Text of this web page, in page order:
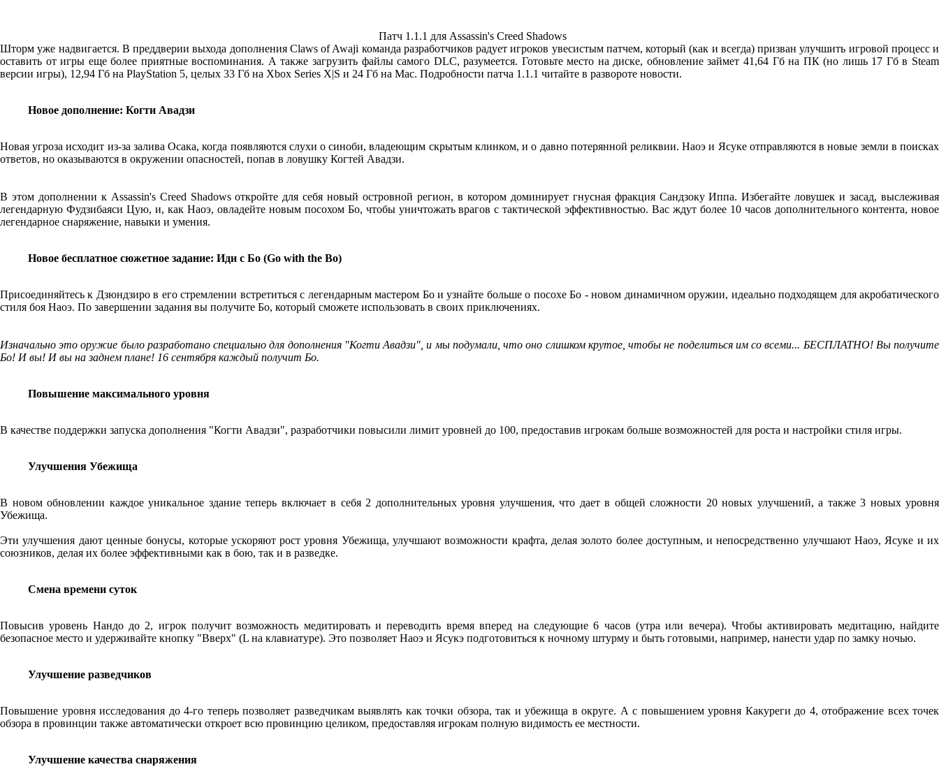
Патч 1.1.1 для Assassin's Creed Shadows
Шторм уже надвигается. В преддверии выхода дополнения Claws of Awaji команда разработчиков радует игроков увесистым патчем, который (как и всегда) призван улучшить игровой процесс и
оставить от игры еще более приятные воспоминания. А также загрузить файлы самого DLC, разумеется. Готовьте место на диске, обновление займет 41,64 Гб на ПК (но лишь 17 Гб в Steam
версии игры), 12,94 Гб на PlayStation 5, целых 33 Гб на Xbox Series X|S и 24 Гб на Mac. Подробности патча 1.1.1 читайте в развороте новости.
Новое дополнение: Когти Авадзи
Новая угроза исходит из-за залива Осака, когда появляются слухи о синоби, владеющим скрытым клинком, и о давно потерянной реликвии. Наоэ и Ясуке отправляются в новые земли в поисках
ответов, но оказываются в окружении опасностей, попав в ловушку Когтей Авадзи.
В этом дополнении к Assassin's Creed Shadows откройте для себя новый островной регион, в котором доминирует гнусная фракция Сандзоку Иппа. Избегайте ловушек и засад, выслеживая
легендарную Фудзибаяси Цую, и, как Наоэ, овладейте новым посохом Бо, чтобы уничтожать врагов с тактической эффективностью. Вас ждут более 10 часов дополнительного контента, новое
легендарное снаряжение, навыки и умения.
Новое бесплатное сюжетное задание: Иди с Бо (Go with the Bo)
Присоединяйтесь к Дзюндзиро в его стремлении встретиться с легендарным мастером Бо и узнайте больше о посохе Бо - новом динамичном оружии, идеально подходящем для акробатического
стиля боя Наоэ. По завершении задания вы получите Бо, который сможете использовать в своих приключениях.
Изначально это оружие было разработано специально для дополнения "Когти Авадзи", и мы подумали, что оно слишком крутое, чтобы не поделиться им со всеми... БЕСПЛАТНО! Вы получите
Бо! И вы! И вы на заднем плане! 16 сентября каждый получит Бо.
Повышение максимального уровня
В качестве поддержки запуска дополнения "Когти Авадзи", разработчики повысили лимит уровней до 100, предоставив игрокам больше возможностей для роста и настройки стиля игры.
Улучшения Убежища
В новом обновлении каждое уникальное здание теперь включает в себя 2 дополнительных уровня улучшения, что дает в общей сложности 20 новых улучшений, а также 3 новых уровня
Убежища.
Эти улучшения дают ценные бонусы, которые ускоряют рост уровня Убежища, улучшают возможности крафта, делая золото более доступным, и непосредственно улучшают Наоэ, Ясуке и их
союзников, делая их более эффективными как в бою, так и в разведке.
Смена времени суток
Повысив уровень Нандо до 2, игрок получит возможность медитировать и переводить время вперед на следующие 6 часов (утра или вечера). Чтобы активировать медитацию, найдите
безопасное место и удерживайте кнопку "Вверх" (L на клавиатуре). Это позволяет Наоэ и Ясукэ подготовиться к ночному штурму и быть готовыми, например, нанести удар по замку ночью.
Улучшение разведчиков
Повышение уровня исследования до 4-го теперь позволяет разведчикам выявлять как точки обзора, так и убежища в округе. А с повышением уровня Какуреги до 4, отображение всех точек
обзора в провинции также автоматически откроет всю провинцию целиком, предоставляя игрокам полную видимость ее местности.
Улучшение качества снаряжения